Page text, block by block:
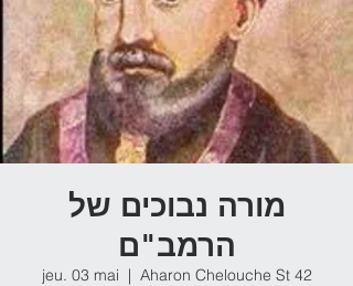
מורה נבוכים של
הרמב"ם
jeu. 03 mai
  |
Aharon Chelouche St 42